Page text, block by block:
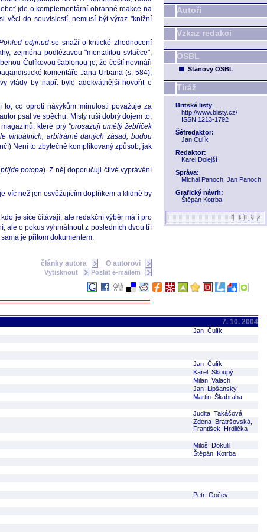
Autoři
Vzkaz redakci
OSBL
Stanovy OSBL
Tiráž
Britské listy
http://www.blisty.cz/
ISSN 1213-1792
Šéfredaktor:
Jan Čulík
Redaktor:
Karel Dolejší
Správa:
Michal Panoch, Jan Panoch
Grafický návrh:
Štěpán Kotrba
jde o komplementární obranné reakce na
věci do souvislostí, nemusí být výraz "knižní
odjinudse snaží o kritické zhodnocení
zejména podlézavou "mentalitou svlačce",
Čulíkovou šablonou je, že čeští novináři
komentáře Jana Urbana (s. 584),
vlády by např. bylo adekvátnější hovořit o
co oproti návykům minulosti považuje za
psal ve spěchu. Místy ruší dobrý dojem to,
magazínů, které prý "prosazují umělý žebříček
virtuálních, arbitrárně daných zásad, budou
Není to zbytečně komplikovaný způsob, jak
potopa). Z něj doporučuji čtivé vyprávění
víc než jen osvěžujícím doplňkem a klidně by
je sice čítávají, ale redakční výběr má i pro
ale o pokus vyhmátnout z posledních dvou tří
je přitom dokumentem.
články autora
O autorovi
Vytisknout Poslat e-mailem
7. 10. 2004
Jan Čulík
Jan Čulík
Karel Skoupý
Milan Valach
Jan Lipšanský
Martin Škabraha
Judita Takáčová
Zdena Bratršovská,
František Hrdlička
Miloš Dokulil
Štěpán Kotrba
Petr Gočev